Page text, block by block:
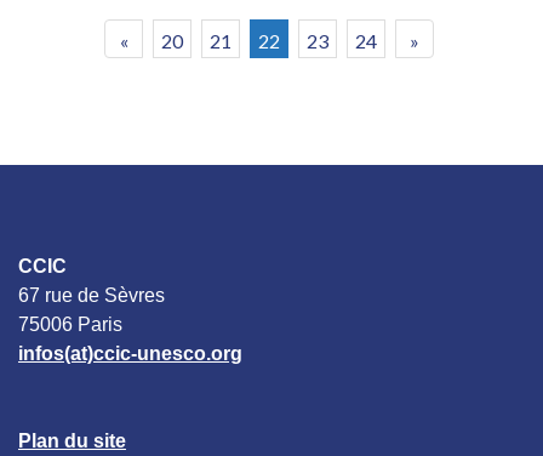
« 20 21 22 23 24 »
CCIC
67 rue de Sèvres
75006 Paris
infos(at)ccic-unesco.org
Plan du site